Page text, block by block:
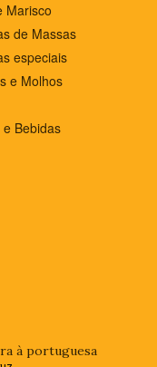
Marisco
de Massas
especiais
e Molhos
Bebidas
à portuguesa